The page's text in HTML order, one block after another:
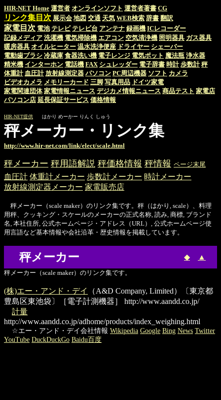
HIR-NET Home 運営者 オンラインソフト 運営者著書 CG
リンク集目次 展示会 地図 交通 天気 WEB検索 辞書 翻訳
家電目次 電池 テレビ テレビ台 アンテナ 録画機 ICレコーダー
記録メディア 洗濯機 電気掃除機 エアコン 空気清浄機 照明器具 ガス器具
暖房器具 オイルヒーター 温水洗浄便座 ドライヤー シェーバー
電動歯ブラシ 冷蔵庫 食器洗い機 電子レンジ 電気ポット 魔法瓶 浄水器
精米機 インターホン 電話機 FAX シュレッダー 電子辞書 時計 歩数計 秤
体重計 血圧計 放射線測定器 パソコン PC周辺機器 ソフト カメラ
ビデオカメラ メモリーカード 三脚 写真用品 ドイツ家電
家電関連団体 家電情報ニュース デジカメ情報ニュース 商品テスト 家電店
パソコン店 延長保証サービス 価格情報
HIR-NET提供 はかり めーかー りんく しゅう
秤メーカー・リンク集
http://www.hir-net.com/link/elect/scale.html
秤メーカー 秤用語解説 秤価格情報 秤情報 ページ末尾
血圧計 体重計メーカー 歩数計メーカー 時計メーカー
放射線測定器メーカー 家電販売店
秤メーカー（scale maker）のリンク集です。秤（はかり, scale）、料理
用秤、クッキング・スケールのメーカーの正式名称, 読み, 商標, ブランド
名, 本社住所, 公式ホームページ・アドレス（URL）, 公式ホームページ使
用言語など基本情報や会社沿革・歴史情報を掲載しています。
秤メーカー ◆ ▲
秤メーカー（scale maker）のリンク集です。
(株)エー・アンド・デイ
（A&D Company, Limited）〔東京都
豊島区東池袋〕［電子計測機器］
http://www.aandd.co.jp/
計量
http://www.aandd.co.jp/adhome/products/index_weighing.html
☆エー・アンド・デイ会社情報 Wikipedia Google Bing News Twitter
YouTube DuckDuckGo Baidu百度